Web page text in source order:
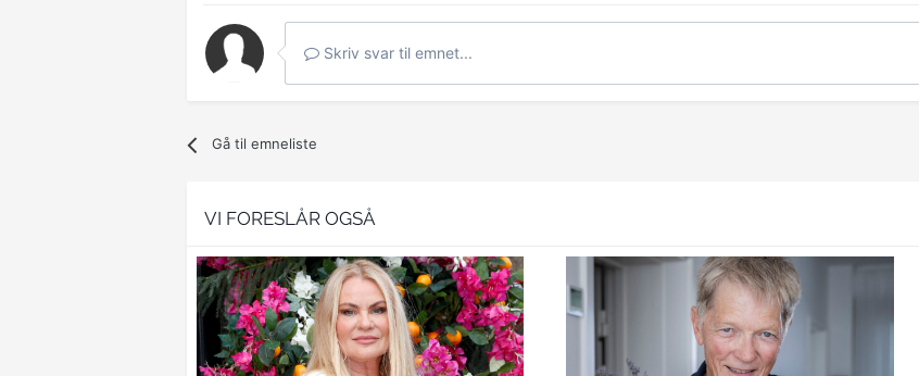
Skriv svar til emnet...
Gå til emneliste
VI FORESLÅR OGSÅ